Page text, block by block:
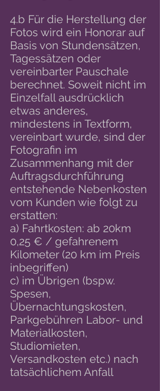
4.b Für die Herstellung der
Fotos wird ein Honorar auf
Basis von Stundensätzen,
Tagessätzen oder
vereinbarter Pauschale
berechnet. Soweit nicht im
Einzelfall ausdrücklich
etwas anderes,
mindestens in Textform,
vereinbart wurde, sind der
Fotografin im
Zusammenhang mit der
Auftragsdurchführung
entstehende Nebenkosten
vom Kunden wie folgt zu
erstatten:
a) Fahrtkosten: ab 20km
0,25 € / gefahrenem
Kilometer (20 km im Preis
inbegriffen)
c) im Übrigen (bspw.
Spesen,
Übernachtungskosten,
Parkgebühren Labor- und
Materialkosten,
Studiomieten,
Versandkosten etc.) nach
tatsächlichem Anfall